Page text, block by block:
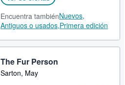
Encuentra tambiénNuevos,
Antiguos o usados,Primera edición
The Fur Person
Sarton, May